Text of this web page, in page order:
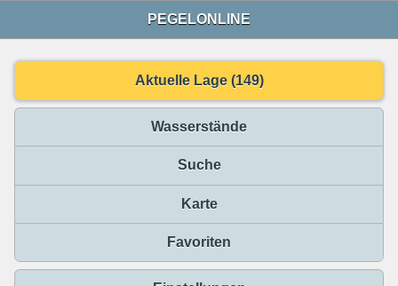
PEGELONLINE
Aktuelle Lage (149)
Wasserstände
Suche
Karte
Favoriten